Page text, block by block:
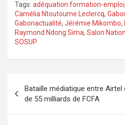
Tags: adéquation formation-emploi,
Camélia Ntoutoume Leclercq,
Gabonactualité, Jérémie Mikombo,
Raymond Ndong Sima, Salon
SOSUP
de
l’article
Bataille médiatique entre
de 55 milliards de FCFA